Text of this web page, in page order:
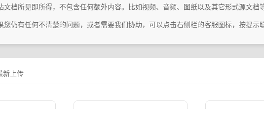
文档所见即所得，不包含任何额外内容。比如视频、音频、图纸以及其它形式源文档
您仍有任何不清楚的问题，或者需要我们协助，可以点击右侧栏的客服图标，按提示
新上传